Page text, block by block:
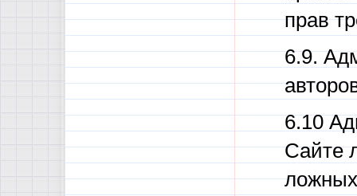
прав
6.9.
6.10
Сайте